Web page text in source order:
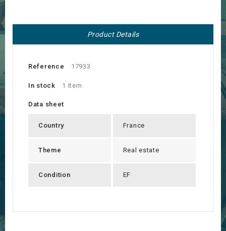
Product Details
Reference 17933
In stock 1 Item
Data sheet
Country France
Theme Real estate
Condition EF